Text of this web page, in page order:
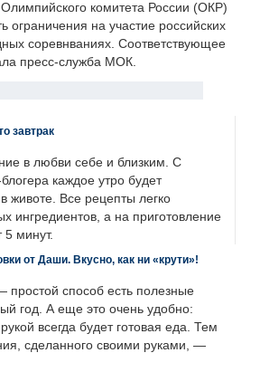
комитета России (ОКР)
ограничения на участие российских
соревнваниях. Соответствующее
пресс-служба МОК.
завтрак
в любви себе и близким. С
каждое утро будет
животе. Все рецепты легко
ингредиентов, а на приготовление
5 минут.
от Даши. Вкусно, как ни «крути»!
простой способ есть полезные
год. А еще это очень удобно:
всегда будет готовая еда. Тем
сделанного своими руками, —